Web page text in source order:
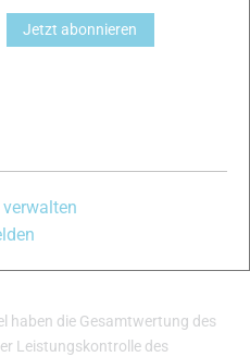
haben die Gesamtwertung des
Leistungskontrolle des
Jetzt abonnieren